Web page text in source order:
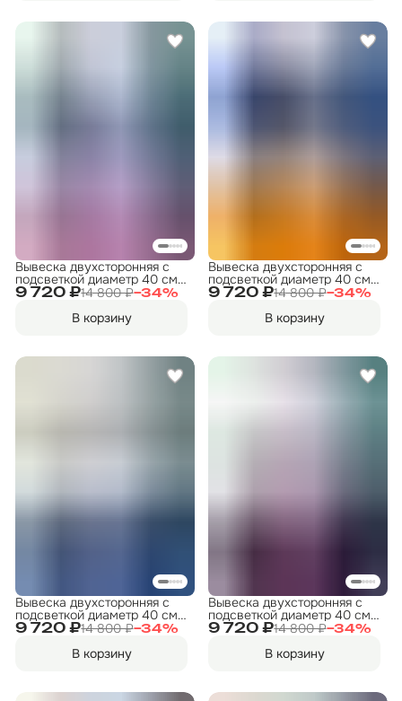
9 720 ₽14 800 ₽−34%
Вывеска двухсторонняя с
подсветкой диаметр 40 см.
"ФИТНЕС" 6
В корзину
9 720 ₽14 800 ₽−34%
Вывеска двухсторонняя с
подсветкой диаметр 40 см.
"ФИТНЕС" 11
В корзину
9 720 ₽14 800 ₽−34%
Вывеска двухсторонняя с
подсветкой диаметр 40 см.
"ФИТНЕС" 1
В корзину
9 720 ₽14 800 ₽−34%
Вывеска двухсторонняя с
подсветкой диаметр 40 см.
"ФИТНЕС" 9
В корзину